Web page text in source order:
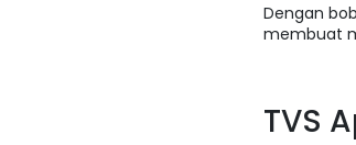
Dengan
membuat
TVS